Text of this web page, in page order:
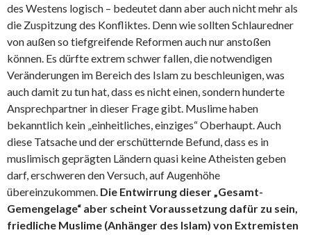
des Westens logisch – bedeutet dann aber auch nicht mehr als
die Zuspitzung des Konfliktes. Denn wie sollten Schlauredner
von außen so tiefgreifende Reformen auch nur anstoßen
können. Es dürfte extrem schwer fallen, die notwendigen
Veränderungen im Bereich des Islam zu beschleunigen, was
auch damit zu tun hat, dass es nicht einen, sondern hunderte
Ansprechpartner in dieser Frage gibt. Muslime haben
bekanntlich kein „einheitliches, einziges“ Oberhaupt. Auch
diese Tatsache und der erschütternde Befund, dass es in
muslimisch geprägten Ländern quasi keine Atheisten geben
darf, erschweren den Versuch, auf Augenhöhe
übereinzukommen. Die Entwirrung dieser „Gesamt-
Gemengelage“ aber scheint Voraussetzung dafür zu sein,
friedliche Muslime (Anhänger des Islam) von Extremisten